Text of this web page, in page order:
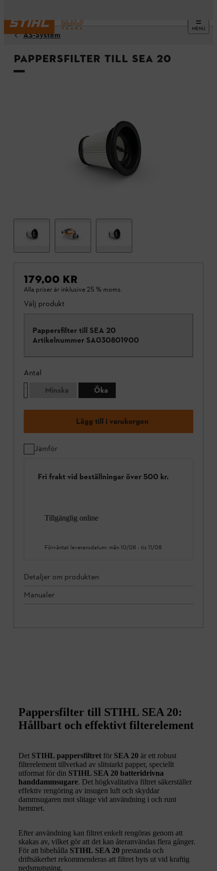
MENU
AS-System
Pappersfilter till SEA 20
179,00 KR
Alla priser är inklusive 25 % moms.
Välj produkt
Pappersfilter till SEA 20
Artikelnummer SA030801900
Antal
Minska
Öka
Lägg till i varukorgen
Jämför
Fri frakt vid beställningar över 500 kr.
Tillgänglig online
Förväntat leveransdatum: mån 10/08 - tis 11/08
Detaljer om produkten
Manualer
Pappersfilter till STIHL SEA 20:
Hållbart och effektivt filterelement
Det STIHL pappersfiltret för SEA 20 är ett robust
filterelement tillverkad av slitstarkt papper, speciellt
utformat för din STIHL SEA 20 batteridrivna
handdammsugare. Det högkvalitativa filtret säkerställer
effektiv rengöring av insugen luft och skyddar
dammsugaren mot slitage vid användning i och runt
hemmet.
Efter användning kan filtret enkelt rengöras genom att
skakas av, vilket gör att det kan återanvändas flera gånger.
För att bibehålla STIHL SEA 20 prestanda och
driftsäkerhet rekommenderas att filtret byts ut vid kraftig
nedsmutsning.